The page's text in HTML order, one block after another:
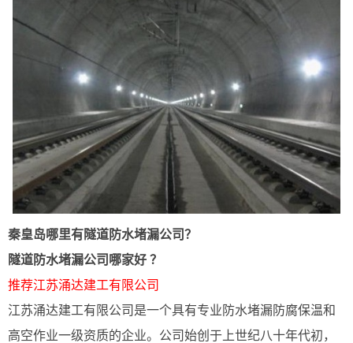
秦皇岛哪里有隧道防水堵漏公司？
隧道防水堵漏公司哪家好 ？
推荐江苏涌达建工有限公司
江苏涌达建工有限公司是一个具有专业防水堵漏防腐保温和
高空作业一级资质的企业。公司始创于上世纪八十年代初，